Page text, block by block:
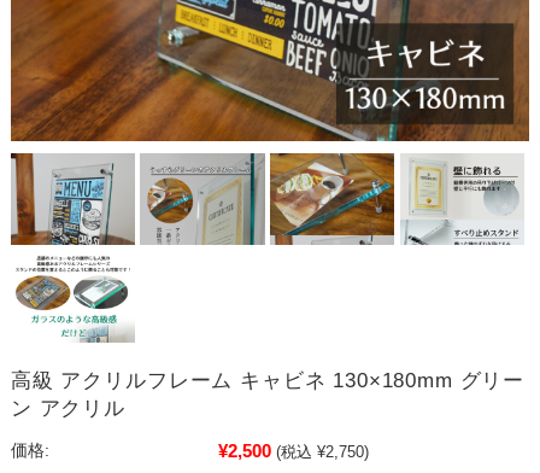
高級 アクリルフレーム キャビネ 130×180mm グリー
ン アクリル
価格: ¥2,500 (税込 ¥2,750)